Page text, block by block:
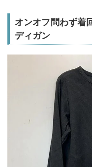
オンオフ問わず着
ディガン